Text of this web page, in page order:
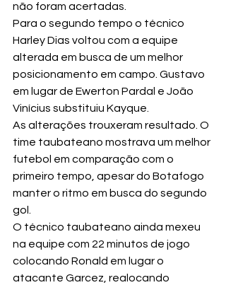
não foram acertadas.
Para o segundo tempo o técnico
Harley Dias voltou com a equipe
alterada em busca de um melhor
posicionamento em campo. Gustavo
em lugar de Ewerton Pardal e João
Vinícius substituiu Kayque.
As alterações trouxeram resultado. O
time taubateano mostrava um melhor
futebol em comparação com o
primeiro tempo, apesar do Botafogo
manter o ritmo em busca do segundo
gol.
O técnico taubateano ainda mexeu
na equipe com 22 minutos de jogo
colocando Ronald em lugar o
atacante Garcez, realocando